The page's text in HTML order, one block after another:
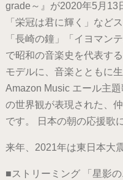
grade～』が2020年5月13
「栄冠は君に輝く」など
「長崎の鐘」「イヨマン
で昭和の音楽史を代表す
モデルに、音楽とともに
Amazon Music エール主
の世界観が表現された、
です。 日本の朝の応援歌
来年、2021年は東日本大
■ストリーミング 「星影